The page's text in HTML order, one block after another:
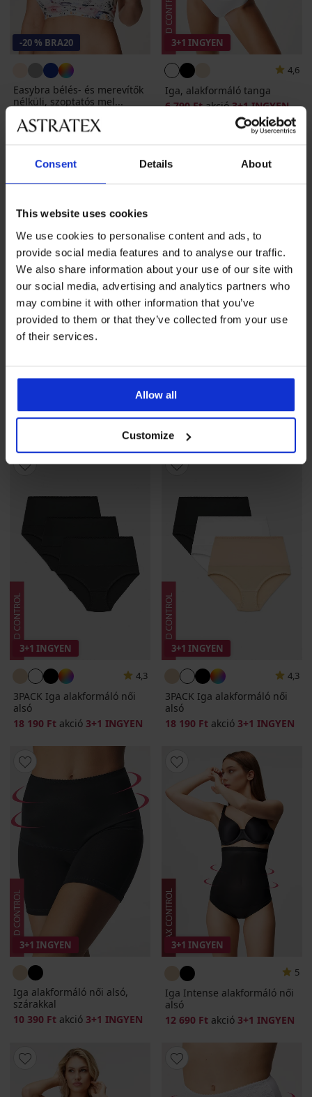
Consent Details About
This website uses cookies
We use cookies to personalise content and ads, to
provide social media features and to analyse our traffic.
We also share information about your use of our site with
our social media, advertising and analytics partners who
may combine it with other information that you’ve
provided to them or that they’ve collected from your use
of their services.
Allow all
Customize
-20 % BRA20
Easybra bélés- és merevítők
nélküli, szoptatós mel...
12 690 Ft
10 160 Ftkód BRA20
3+1 INGYEN
4,6
Iga, alakformáló tanga
6 790 Ftakció 3+1 INGYEN
4,3
3PACK Iga alakformáló női
alsó
4,3
3PACK Iga alakformáló női
alsó
3+1 INGYEN
4,3
3PACK Iga alakformáló női
alsó
18 190 Ft akció 3+1 INGYEN
3+1 INGYEN
4,3
3PACK Iga alakformáló női
alsó
18 190 Ft akció 3+1 INGYEN
3+1 INGYEN
Iga alakformáló női alsó,
szárakkal
10 390 Ft akció 3+1 INGYEN
3+1 INGYEN
5
Iga Intense alakformáló női
alsó
12 690 Ft akció 3+1 INGYEN